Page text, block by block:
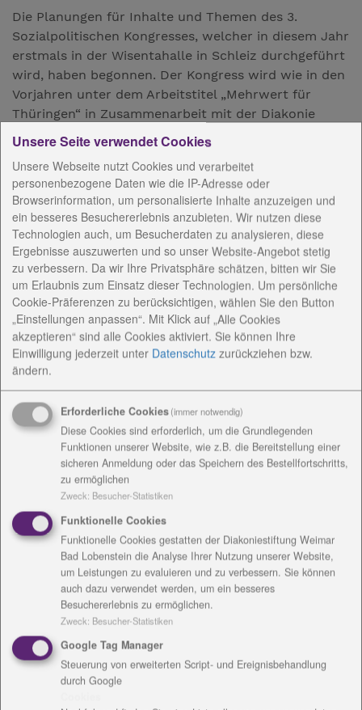
Die Planungen für Inhalte und Themen des 3.
Sozialpolitischen Kongresses, welcher in diesem Jahr
erstmals in der Wisentahalle in Schleiz durchgeführt
wird, haben begonnen. Der Kongress wird wie in den
Vorjahren unter dem Arbeitstitel „Mehrwert für
Thüringen“ in Zusammenarbeit mit der Diakonie
Mitteldeutschland stattfinden.
Bundesumweltminister a.D., Prof. Dr. Klaus Töpfer
konnte als Hauptredner für den Kongress gewonnen
werden. Er wird einen Vortrag zum Thema
Nachhaltigkeit in der Sozialwirtschaft halten. Hier
werden Inhalte wie Wachstum und Grenzen von
Wachstum in der Sozialwirtschaft und die Bildung
überlebensfähiger Trägerstrukturen aufgegriffen.
Im Anschluss an die Rede von Prof. Dr. Töpfer wird
im Rahmen einer Podiumsdiskussion dieses Thema
aufgegriffen und Schnittmengen zur Lage der
Sozialwirtschaft und zur Situation der Träger
sozialer Angebote und Dienstleistungen in Thüringen
reflektiert. Unter dem Titel: Soziale Dienste
nachhaltig sichern! werden Vertreter aus
verschiedensten Bereichen gemeinsam diskutieren.
Folgende Personen haben sich bereit erklärt, an der
Podiumsdiskussion, welche vom Chefredakteur des
MDR, Stefan Raue moderiert wird, mitzuwirken:
Thomas Fügmann, Landrat des Saale-Orla-
Kreises (angefragt)
Oberkirchenrat Eberhardt Grüneberg,
Vorstandsvorsitzender des Diakonisches Werk
der Ev. Kirche in Mitteldeutschland
Helmut Schmidt, Vorstandsvorsitzender der
Kreissparkasse Saale-Orla
Unsere Seite verwendet Cookies
Unsere Webseite nutzt Cookies und verarbeitet
personenbezogene Daten wie die IP-Adresse oder
Browserinformation, um personalisierte Inhalte anzuzeigen und
ein besseres Besuchererlebnis anzubieten. Wir nutzen diese
Technologien auch, um Besucherdaten zu analysieren, diese
Ergebnisse auszuwerten und so unser Website-Angebot stetig
zu verbessern. Da wir Ihre Privatsphäre schätzen, bitten wir Sie
um Erlaubnis zum Einsatz dieser Technologien. Um persönliche
Cookie-Präferenzen zu berücksichtigen, wählen Sie den Button
„Einstellungen anpassen“. Mit Klick auf „Alle Cookies
akzeptieren“ sind alle Cookies aktiviert. Sie können Ihre
Einwilligung jederzeit unter Datenschutz zurückziehen bzw.
ändern.
Erforderliche Cookies(immer notwendig)
Diese Cookies sind erforderlich, um die Grundlegenden
Funktionen unserer Website, wie z.B. die Bereitstellung einer
sicheren Anmeldung oder das Speichern des Bestellfortschritts,
zu ermöglichen
Zweck: Besucher-Statistiken
Funktionelle Cookies
Funktionelle Cookies gestatten der Diakoniestiftung Weimar
Bad Lobenstein die Analyse Ihrer Nutzung unserer Website,
um Leistungen zu evaluieren und zu verbessern. Sie können
auch dazu verwendet werden, um ein besseres
Besuchererlebnis zu ermöglichen.
Zweck: Besucher-Statistiken
Google Tag Manager
Steuerung von erweiterten Script- und Ereignisbehandlung
durch Google